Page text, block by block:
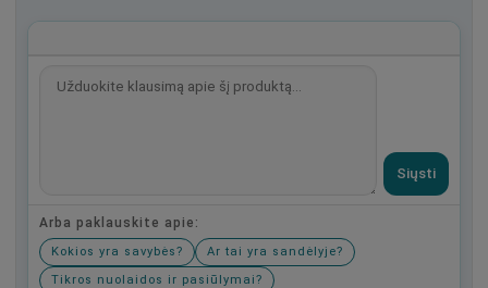
Siųsti
Arba paklauskite apie:
Kokios yra savybės?
Ar tai yra sandėlyje?
Tikros nuolaidos ir pasiūlymai?